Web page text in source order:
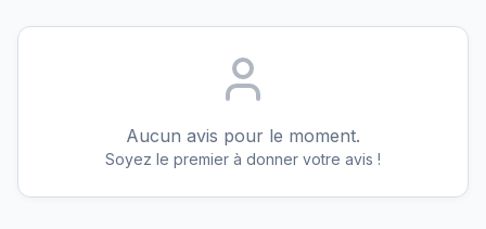
Aucun avis pour le moment.
Soyez le premier à donner votre avis !